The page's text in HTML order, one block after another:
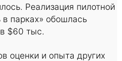
Реализация пилотной
парках» обошлась
$60 тыс.
оценки и опыта других